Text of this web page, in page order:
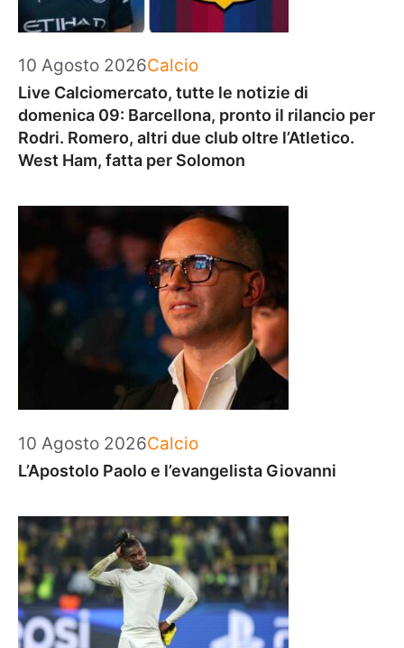
10 Agosto 2026Categorie
Calcio
Live Calciomercato, tutte le notizie di
domenica 09: Barcellona, pronto il rilancio per
Rodri. Romero, altri due club oltre l’Atletico.
West Ham, fatta per Solomon
10 Agosto 2026Categorie
Calcio
L’Apostolo Paolo e l’evangelista Giovanni